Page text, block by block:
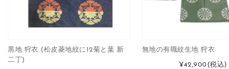
黒地 狩衣 (松皮菱地紋に12菊と葉 新
二丁)
無地の有職紋生地 狩衣
¥42,900 (税込)